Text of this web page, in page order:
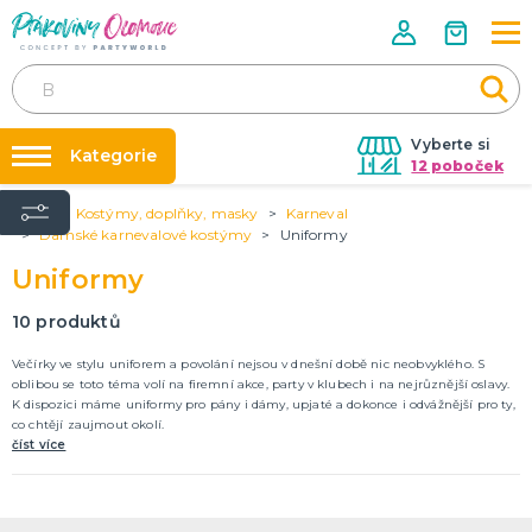
Vyberte si
12 poboček
Půjčovna kostýmů
Nafukování balónků
Prodejny
Rozvoz
Párty Blog
O nás
Kategorie
VÝZDOBA NA PÁRTY
Tématické párty
Obří balónky (1m)
Svíčky a fontány
Ostatní dekorace
Pozvánky
Dětská párty
Párty a oslavy dle typu
Dekorace a doplňky
EKO produkty
Balení dárků
Balónky a hélium
DALŠÍ KATEGORIE
KOSTÝMY, DOPLŇKY, MASKY
Valentýn
Kostýmy do páru
Úvod Kostýmy, doplňky, masky
Karneval
Dámské karnevalové kostýmy
Uniformy
Uniformy
10 produktů
Večírky ve stylu uniforem a povolání nejsou v dnešní době nic neobvyklého. S
oblibou se toto téma volí na firemní akce, party v klubech i na nejrůznější oslavy.
K dispozici máme uniformy pro pány i dámy, upjaté a dokonce i odvážnější pro ty,
co chtějí zaujmout okolí.
číst více